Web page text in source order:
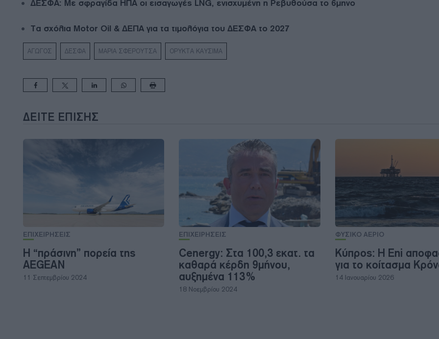
ΔΕΣΦΑ: Με σφραγίδα ΗΠΑ οι εισαγωγές LNG, ενισχυμένη η Ρεβυθούσα το 6μηνο
Τα σχόλια Motor Oil & ΔΕΠΑ για τα τιμολόγια του ΔΕΣΦΑ το 2027
ΑΓΩΓΟΣ ΔΕΣΦΑ ΜΑΡΙΑ ΣΦΕΡΟΥΤΣΑ ΟΡΥΚΤΑ ΚΑΥΣΙΜΑ
ΔΕΊΤΕ ΕΠΊΣΗΣ
ΕΠΙΧΕΙΡΗΣΕΙΣ
Η “πράσινη” πορεία της
AEGEAN
11 Σεπτεμβρίου 2024
ΕΠΙΧΕΙΡΗΣΕΙΣ
Cenergy: Στα 100,3 εκατ. τα
καθαρά κέρδη 9μήνου,
αυξημένα 113%
18 Νοεμβρίου 2024
ΦΥΣΙΚΟ ΑΕΡΙΟ
Κύπρος: Η Eni
για το κοίτασμα
14 Ιανουαρίου 2026